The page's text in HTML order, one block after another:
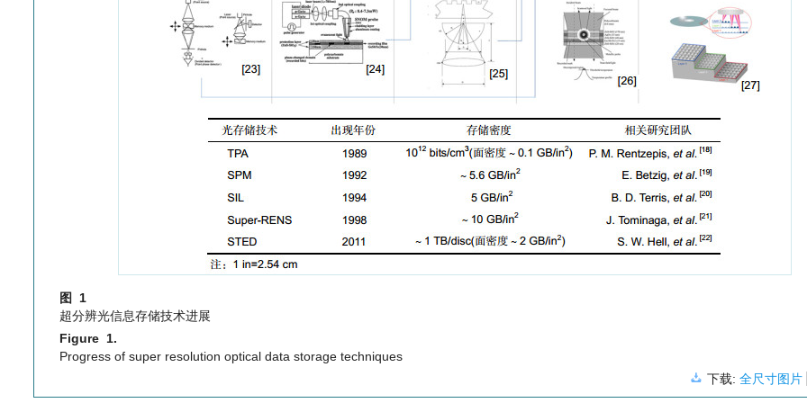
图 1
超分辨光信息存储技术进展
Figure 1.
Progress of super resolution optical data storage techniques
下载: 全尺寸图片